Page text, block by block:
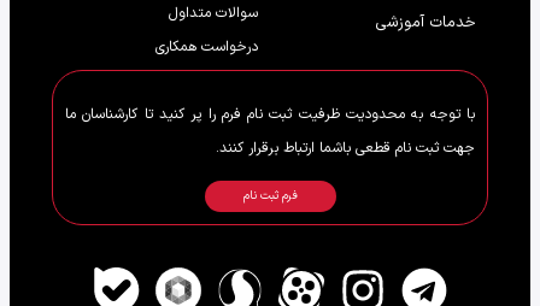
خدمات آموزشی
سوالات متداول
درخواست همکاری
با توجه به محدودیت ظرفیت ثبت نام فرم را پر کنید تا کارشناسان ما
جهت ثبت نام قطعی باشما ارتباط برقرار کنند.
فرم ثبت نام